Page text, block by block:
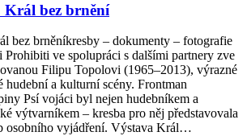
bez brnění
bez brněníkresby – dokumenty – fotografie
ve spolupráci s dalšími partnery zve
Filipu Topolovi (1965–2013), výrazné
hudební a kulturní scény. Frontman
Psí vojáci byl nejen hudebníkem a
výtvarníkem – kresba pro něj představovala
osobního vyjádření. Výstava Král…